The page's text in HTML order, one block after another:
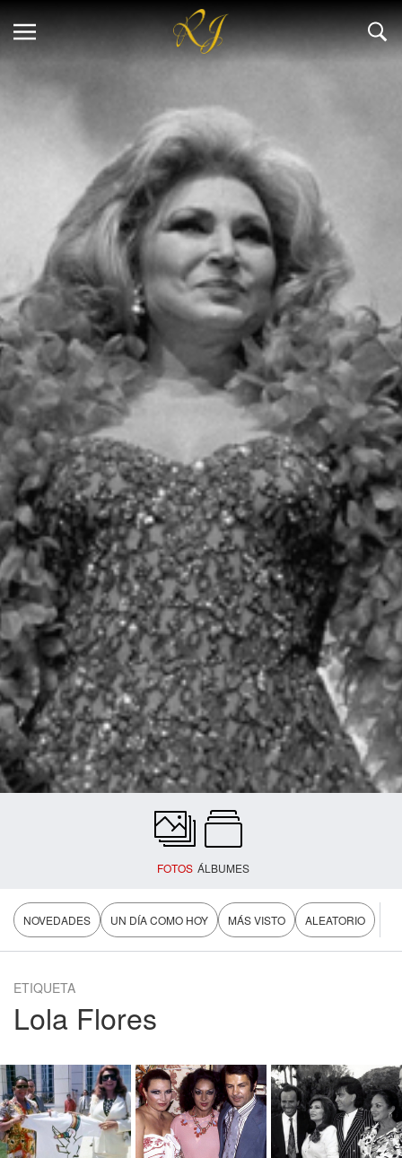
FOTOS ÁLBUMES
NOVEDADES UN DÍA COMO HOY MÁS VISTO ALEATORIO
ETIQUETA
Lola Flores